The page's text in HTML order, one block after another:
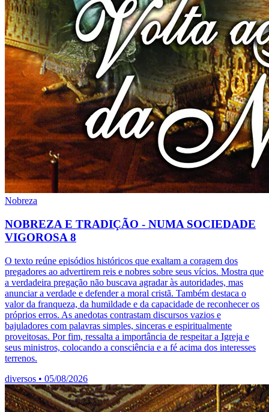
Nobreza
NOBREZA E TRADIÇÃO - NUMA SOCIEDADE
VIGOROSA 8
O texto reúne episódios históricos que exaltam a coragem dos
pregadores ao advertirem reis e nobres sobre seus vícios. Mostra que
a verdadeira pregação não buscava agradar às autoridades, mas
anunciar a verdade e defender a moral cristã. Também destaca o
valor da franqueza, da humildade e da capacidade de reconhecer os
próprios erros. As anedotas contrastam discursos vazios e
bajuladores com palavras simples, sinceras e espiritualmente
proveitosas. Por fim, ressalta a importância de respeitar a Igreja e
seus ministros, colocando a consciência e a fé acima dos interesses
terrenos.
diversos • 05/08/2026